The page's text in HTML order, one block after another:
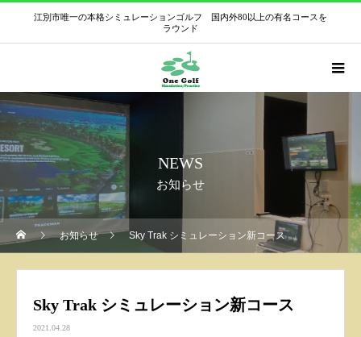
江別市唯一の本格シミュレーションゴルフ 国内外80以上の有名コースを
ラウンド
NEWS
お知らせ
お知らせ Sky Trak シミュレーション新コース
Sky Trak シミュレーション新コース
2021.04.28